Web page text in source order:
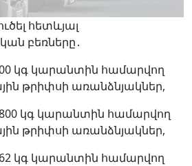
հետևյալ
բեռները․
կգ կարանտին համարվող
թրիփսի առանձնյակներ,
կգ կարանտին համարվող
թրիփսի առանձնյակներ,
կգ կարանտին համարվող